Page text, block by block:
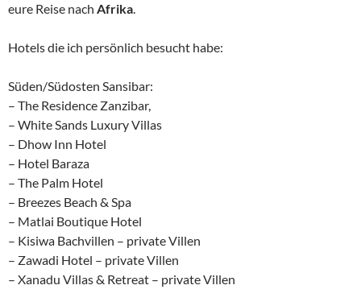
eure Reise nach Afrika.
Hotels die ich persönlich besucht habe:
Süden/Südosten Sansibar:
– The Residence Zanzibar,
– White Sands Luxury Villas
– Dhow Inn Hotel
– Hotel Baraza
– The Palm Hotel
– Breezes Beach & Spa
– Matlai Boutique Hotel
– Kisiwa Bachvillen – private Villen
– Zawadi Hotel – private Villen
– Xanadu Villas & Retreat – private Villen